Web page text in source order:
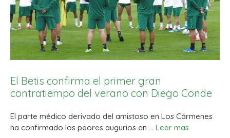
El Betis confirma el primer gran
contratiempo del verano con Diego Conde
El parte médico derivado del amistoso en Los Cármenes
ha confirmado los peores augurios en … Leer mas